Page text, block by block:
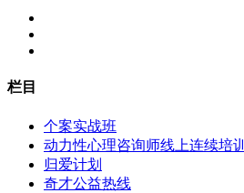
栏目
个案实战班
动力性心理咨询师线上连续培训
归爱计划
奇才公益热线